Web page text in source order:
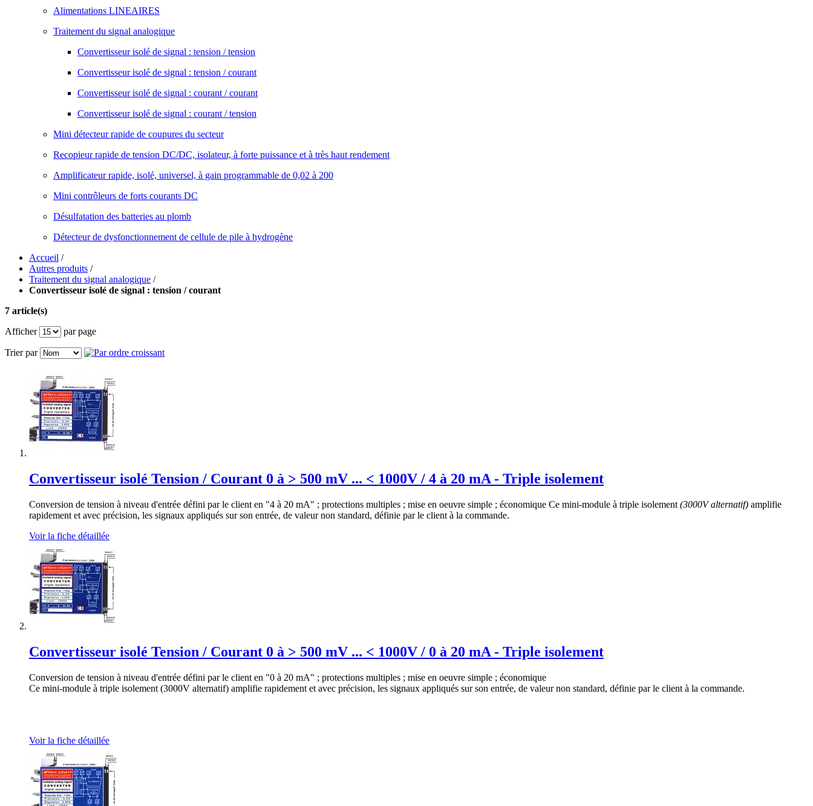
Alimentations LINEAIRES
Traitement du signal analogique
Convertisseur isolé de signal : tension / tension
Convertisseur isolé de signal : tension / courant
Convertisseur isolé de signal : courant / courant
Convertisseur isolé de signal : courant / tension
Mini détecteur rapide de coupures du secteur
Recopieur rapide de tension DC/DC, isolateur, à forte puissance et à très haut rendement
Amplificateur rapide, isolé, universel, à gain programmable de 0,02 à 200
Mini contrôleurs de forts courants DC
Désulfatation des batteries au plomb
Détecteur de dysfonctionnement de cellule de pile à hydrogène
Accueil /
Autres produits /
Traitement du signal analogique /
Convertisseur isolé de signal : tension / courant
7 article(s)
Afficher
par page
Trier par
Convertisseur isolé Tension / Courant 0 à > 500 mV ... < 1000V / 4 à 20 mA - Triple isolement
Conversion de tension à niveau d'entrée défini par le client en "4 à 20 mA" ; protections multiples ; mise en oeuvre simple ; économique Ce mini-module à triple isolement (3000V alternatif) amplifie
rapidement et avec précision, les signaux appliqués sur son entrée, de valeur non standard, définie par le client à la commande.
Voir la fiche détaillée
Convertisseur isolé Tension / Courant 0 à > 500 mV ... < 1000V / 0 à 20 mA - Triple isolement
Conversion de tension à niveau d'entrée défini par le client en "0 à 20 mA" ; protections multiples ; mise en oeuvre simple ; économique
Ce mini-module à triple isolement (3000V alternatif) amplifie rapidement et avec précision, les signaux appliqués sur son entrée, de valeur non standard, définie par le client à la commande.
Voir la fiche détaillée